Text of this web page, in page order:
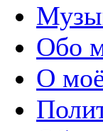
Обо
О